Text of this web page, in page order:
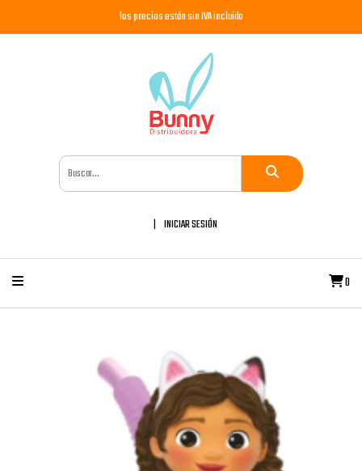
los precios están sin IVA incluido
INICIAR SESIÓN
0